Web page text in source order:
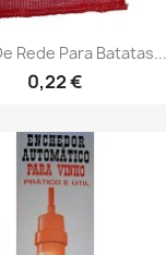
Rede Para Batatas...
0,22 €
Vista rápida